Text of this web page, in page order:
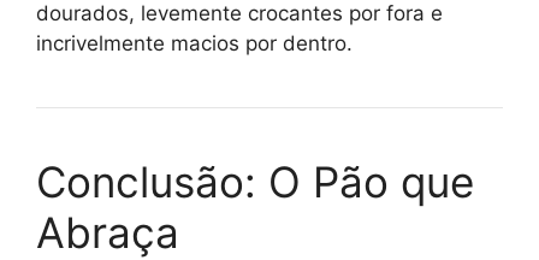
dourados, levemente crocantes por fora e
incrivelmente macios por dentro.
Conclusão: O Pão que
Abraça